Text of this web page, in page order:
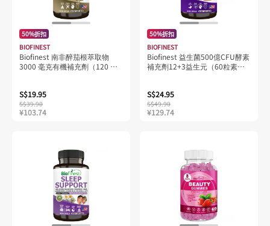
50%折扣
BIOFINEST
Biofinest 南非醉茄根萃取物
3000 毫克有機補充劑（120 粒
S$19.95
S$39.90
¥103.74
50%折扣
BIOFINEST
Biofinest 益生菌500億CFU酵素
補充劑12+3益生元（60粒素食
S$24.95
S$49.90
¥129.74